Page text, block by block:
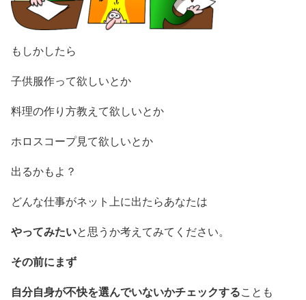
もしかしたら
子供服作って欲しいとか
料理の作り方教えて欲しいとか
ホロスコープ見て欲しいとか
出るかもよ？
どんな仕事がネット上に出たらあなたは
やってみたいと思うか考えてみてください。
その前にまず
自分自身が不快を選んでいないかチェックすることも